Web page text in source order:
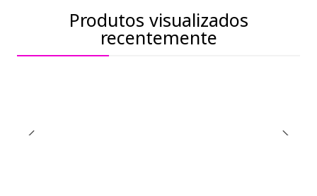
Produtos visualizados
recentemente